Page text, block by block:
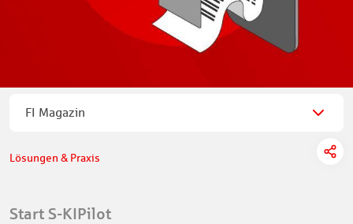
FI Magazin
Lösungen & Praxis
Start S-KIPilot